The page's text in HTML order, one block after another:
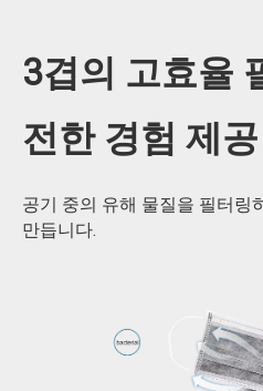
3겹의 고효율
전한 경험 제공
공기 중의 유해 물질을 필터링
만듭니다.